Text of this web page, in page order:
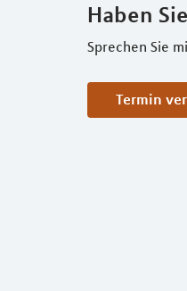
Haben
Sprechen Sie
Termin